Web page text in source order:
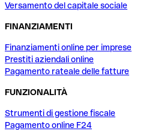
Versamento del capitale sociale
FINANZIAMENTI
Finanziamenti online per imprese
Prestiti aziendali online
Pagamento rateale delle fatture
FUNZIONALITÀ
Strumenti di gestione fiscale
Pagamento online F24